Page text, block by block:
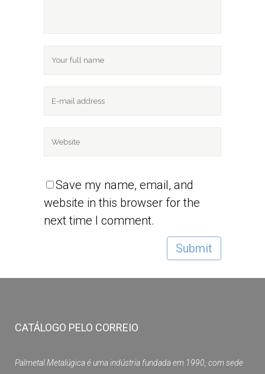
Save my name, email, and
website in this browser for the
next time I comment.
CATÁLOGO PELO CORREIO
Palmetal Metalúgica é uma indústria fundada em 1990, com sede